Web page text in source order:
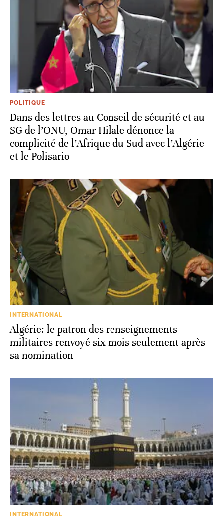
POLITIQUE
Dans des lettres au Conseil de sécurité et au
SG de l’ONU, Omar Hilale dénonce la
complicité de l’Afrique du Sud avec l’Algérie
et le Polisario
INTERNATIONAL
Algérie: le patron des renseignements
militaires renvoyé six mois seulement après
sa nomination
INTERNATIONAL